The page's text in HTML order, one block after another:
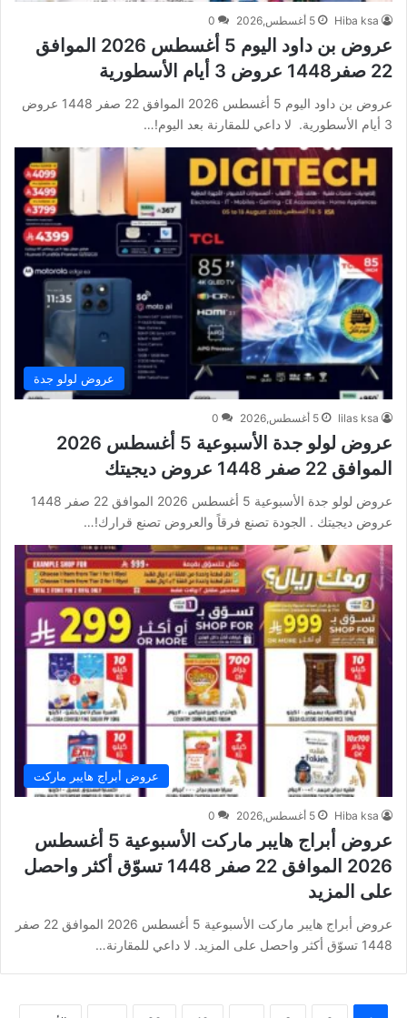
Hiba ksa 5 أغسطس,2026 0
عروض بن داود اليوم 5 أغسطس 2026 الموافق
22 صفر1448 عروض 3 أيام الأسطورية
عروض بن داود اليوم 5 أغسطس 2026 الموافق 22 صفر 1448 عروض
3 أيام الأسطورية. لا داعي للمقارنة بعد اليوم!…
عروض لولو جدة
lilas ksa 5 أغسطس,2026 0
عروض لولو جدة الأسبوعية 5 أغسطس 2026
الموافق 22 صفر 1448 عروض ديجيتك
عروض لولو جدة الأسبوعية 5 أغسطس 2026 الموافق 22 صفر 1448
عروض ديجيتك . الجودة تصنع فرقاً والعروض تصنع قرارك!…
عروض أبراج هايبر ماركت
Hiba ksa 5 أغسطس,2026 0
عروض أبراج هايبر ماركت الأسبوعية 5 أغسطس
2026 الموافق 22 صفر 1448 تسوّق أكثر واحصل
على المزيد
عروض أبراج هايبر ماركت الأسبوعية 5 أغسطس 2026 الموافق 22 صفر
1448 تسوّق أكثر واحصل على المزيد. لا داعي للمقارنة…